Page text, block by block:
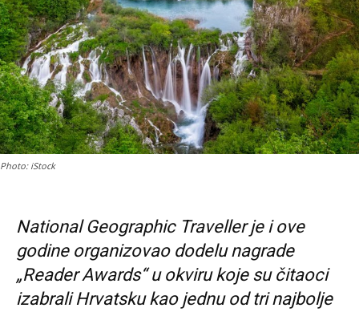
Photo: iStock
National Geographic Traveller je i ove
godine organizovao dodelu nagrade
„Reader Awards“ u okviru koje su čitaoci
izabrali Hrvatsku kao jednu od tri najbolje